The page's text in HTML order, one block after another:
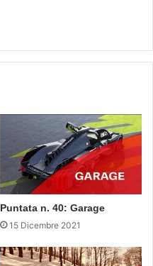
Puntata n. 40: Garage
15 Dicembre 2021